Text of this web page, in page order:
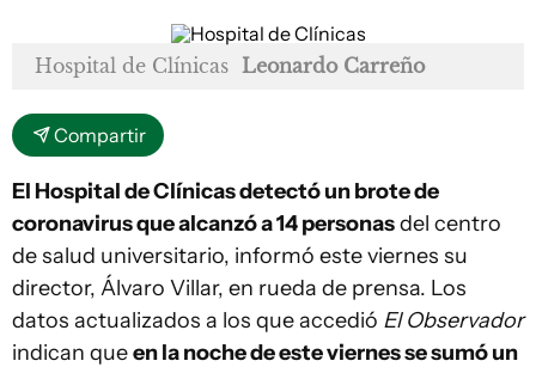
Hospital de Clínicas Leonardo Carreño
Compartir
El Hospital de Clínicas detectó un brote de
coronavirus que alcanzó a 14 personasdel centro
de salud universitario, informó este viernes su
director, Álvaro Villar, en rueda de prensa. Los
datos actualizados a los que accedió El Observador
indican queen la noche de este viernes se sumó un